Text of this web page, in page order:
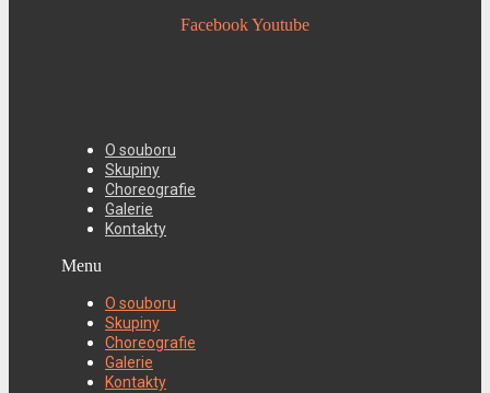
FacebookYoutube
O souboru
Skupiny
Choreografie
Galerie
Kontakty
Menu
O souboru
Skupiny
Choreografie
Galerie
Kontakty